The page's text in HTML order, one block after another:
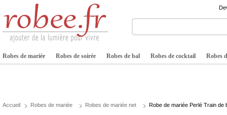
Robes de mariée Robes de soirée Robes de bal Robes de cocktail Robes
Accueil Robes de mariée Robes de mariée net Robe de mariée Perlé Train